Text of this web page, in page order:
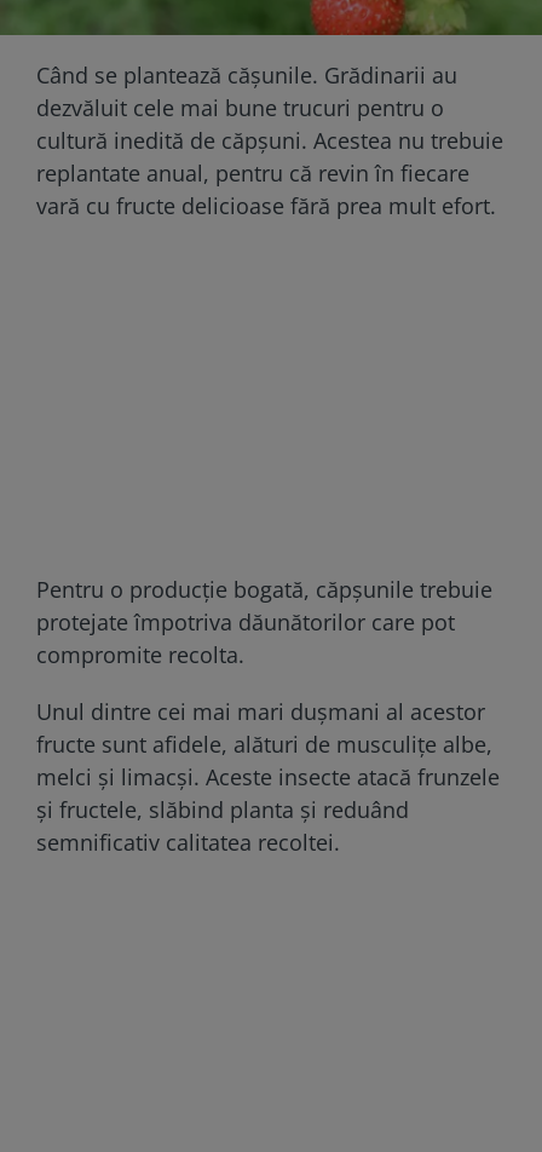
Când se plantează cășunile. Grădinarii au
dezvăluit cele mai bune trucuri pentru o
cultură inedită de căpșuni. Acestea nu trebuie
replantate anual, pentru că revin în fiecare
vară cu fructe delicioase fără prea mult efort.
Pentru o producție bogată, căpșunile trebuie
protejate împotriva dăunătorilor care pot
compromite recolta.
Unul dintre cei mai mari dușmani al acestor
fructe sunt afidele, alături de musculițe albe,
melci și limacși. Aceste insecte atacă frunzele
și fructele, slăbind planta și reduând
semnificativ calitatea recoltei.